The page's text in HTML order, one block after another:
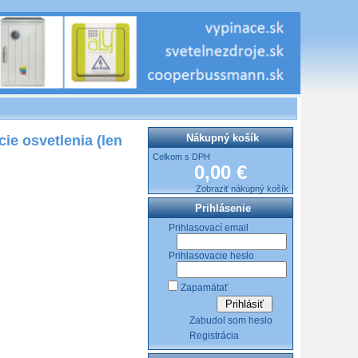
osvetlenia (len
Nákupný košík
Celkom s DPH
0,00 €
Zobraziť nákupný košík
Prihlásenie
Prihlasovací email
Prihlasovacie heslo
Zapamätať
Zabudol som heslo
Registrácia